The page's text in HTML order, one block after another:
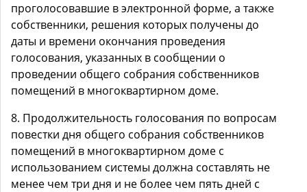
проголосовавшие в электронной форме, а также
собственники, решения которых получены до
даты и времени окончания проведения
голосования, указанных в сообщении о
проведении общего собрания собственников
помещений в многоквартирном доме.
8. Продолжительность голосования по вопросам
повестки дня общего собрания собственников
помещений в многоквартирном доме с
использованием системы должна составлять не
менее чем три дня и не более чем пять дней с